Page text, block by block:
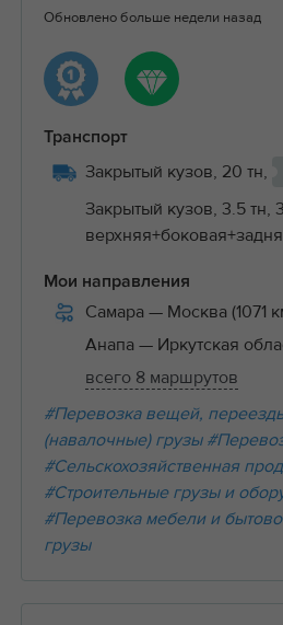
Обновлено больше недели назад
Транспорт
Закрытый кузов, 20 тн,
Закрытый кузов, 3.5 тн,
Мои направления
Самара — Москва (1071
Анапа — Иркутская
всего 8 маршрутов
#Перевозка вещей,
(навалочные) грузы
#Сельскохозяйственная
#Строительные грузы и
#Перевозка мебели и
грузы